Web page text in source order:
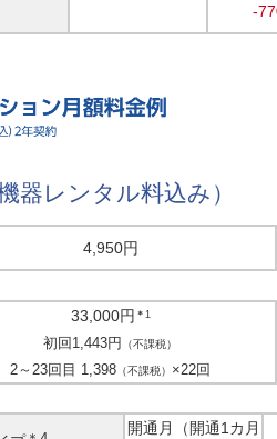
-
器レンタル料込み）
4,950円
33,000円 ＊ 1
初回1,443円 （不課税）
2～23回目 1,398 （不課税） ×22回
開通月（開通1カ月